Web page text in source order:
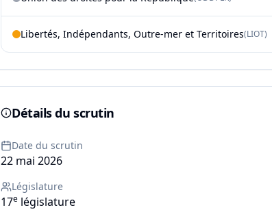
Libertés, Indépendants, Outre-mer et Territoires(LIOT)
Détails du scrutin
Date du scrutin
22 mai 2026
Législature
17e législature